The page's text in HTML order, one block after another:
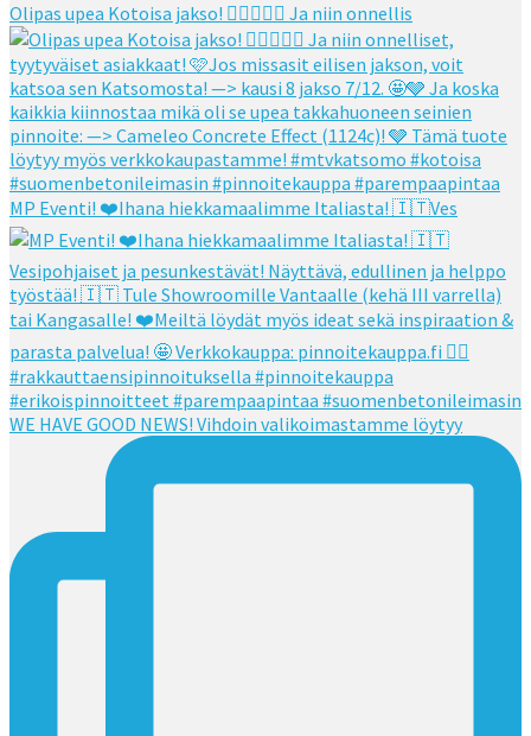
Olipas upea Kotoisa jakso! 👌🏻👌🏻🧡 Ja niin onnellis
MP Eventi! ❤️Ihana hiekkamaalimme Italiasta! 🇮🇹Ves
WE HAVE GOOD NEWS! Vihdoin valikoimastamme löytyy